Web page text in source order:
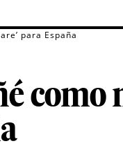
para España